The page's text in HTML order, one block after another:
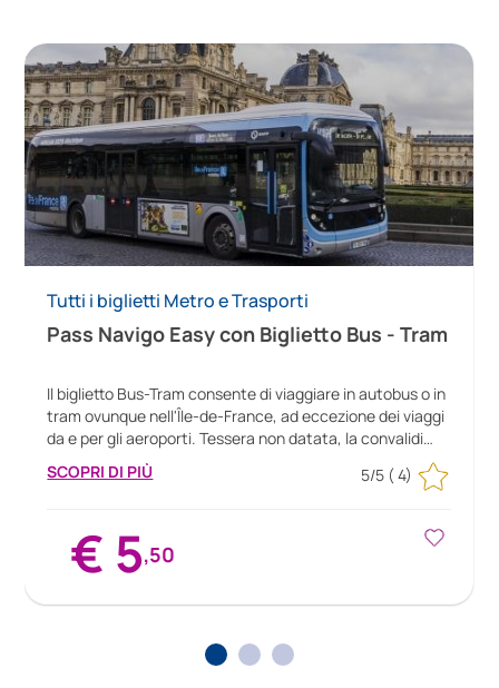
Tutti i biglietti Metro e Trasporti
Pass Navigo Easy con Biglietto Bus - Tram
Il biglietto Bus-Tram consente di viaggiare in autobus o in
tram ovunque nell'Île-de-France, ad eccezione dei viaggi
da e per gli aeroporti. Tessera non datata, la convalidi
SCOPRI DI PIÙ 5/5 ( 4)
€ 5,50